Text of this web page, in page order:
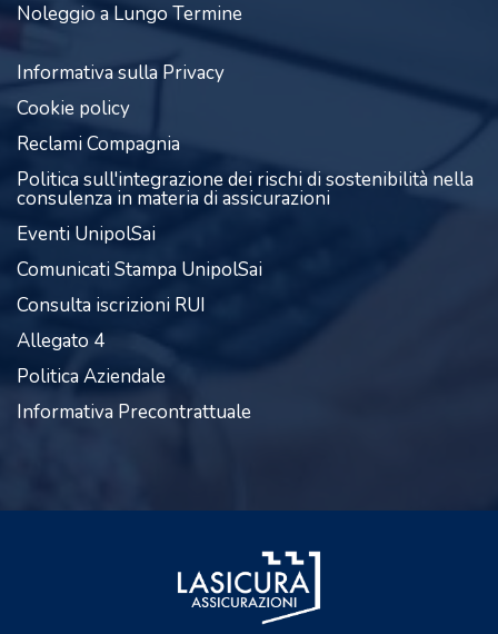
Noleggio a Lungo Termine
Informativa sulla Privacy
Cookie policy
Reclami Compagnia
Politica sull'integrazione dei rischi di sostenibilità nella
consulenza in materia di assicurazioni
Eventi UnipolSai
Comunicati Stampa UnipolSai
Consulta iscrizioni RUI
Allegato 4
Politica Aziendale
Informativa Precontrattuale